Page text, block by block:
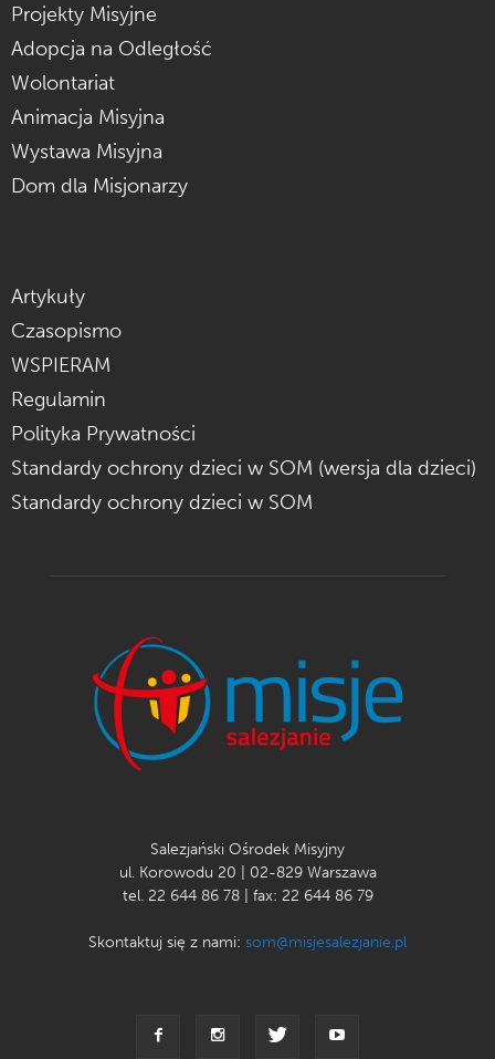
Projekty Misyjne
Adopcja na Odległość
Wolontariat
Animacja Misyjna
Wystawa Misyjna
Dom dla Misjonarzy
Artykuły
Czasopismo
WSPIERAM
Regulamin
Polityka Prywatności
Standardy ochrony dzieci w SOM (wersja dla dzieci)
Standardy ochrony dzieci w SOM
Salezjański Ośrodek Misyjny
ul. Korowodu 20 | 02-829 Warszawa
tel. 22 644 86 78 | fax: 22 644 86 79
Skontaktuj się z nami: som@misjesalezjanie.pl